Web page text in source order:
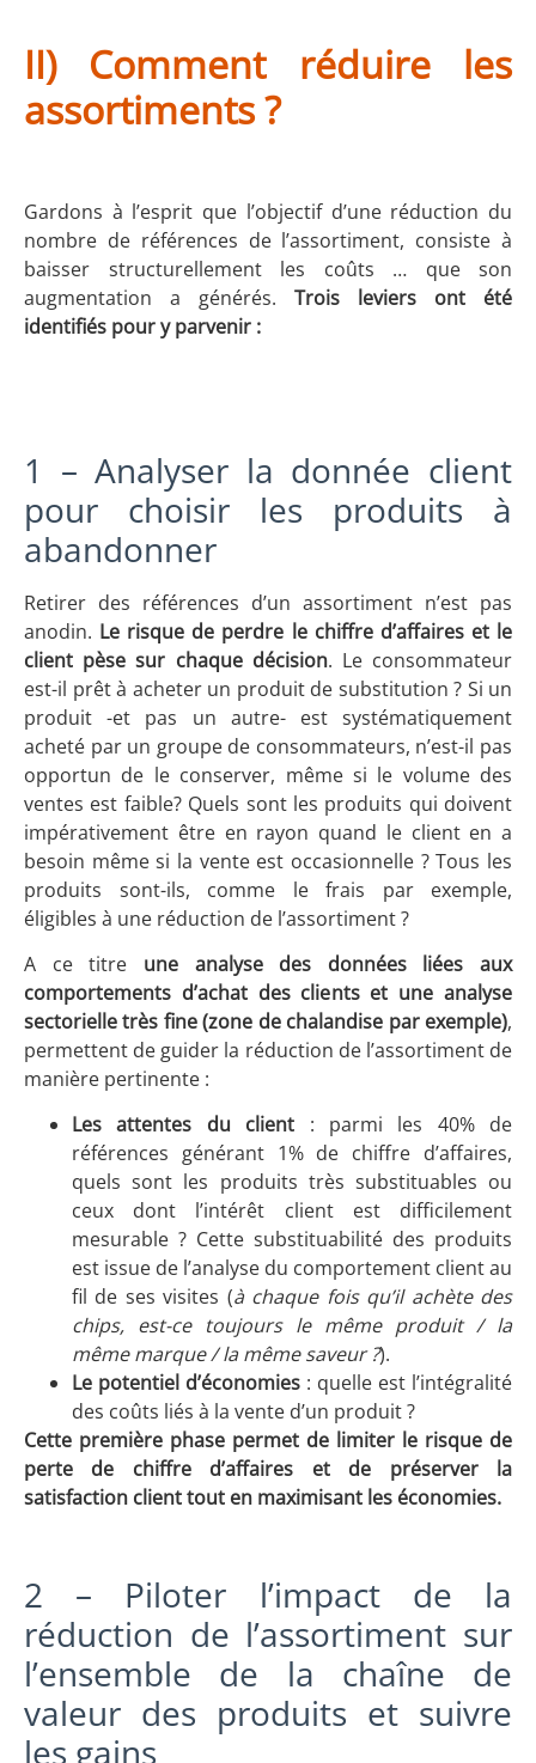
II) Comment réduire les
assortiments ?
Gardons à l’esprit que l’objectif d’une réduction du
nombre de références de l’assortiment, consiste à
baisser structurellement les coûts … que son
augmentation a générés. Trois leviers ont été
identifiés pour y parvenir :
1 – Analyser la donnée client
pour choisir les produits à
abandonner
Retirer des références d’un assortiment n’est pas
anodin. Le risque de perdre le chiffre d’affaires et le
client pèse sur chaque décision. Le consommateur
est-il prêt à acheter un produit de substitution ? Si un
produit -et pas un autre- est systématiquement
acheté par un groupe de consommateurs, n’est-il pas
opportun de le conserver, même si le volume des
ventes est faible? Quels sont les produits qui doivent
impérativement être en rayon quand le client en a
besoin même si la vente est occasionnelle ? Tous les
produits sont-ils, comme le frais par exemple,
éligibles à une réduction de l’assortiment ?
A ce titre une analyse des données liées aux
comportements d’achat des clients et une analyse
sectorielle très fine (zone de chalandise par exemple),
permettent de guider la réduction de l’assortiment de
manière pertinente :
Les attentes du client : parmi les 40% de
références générant 1% de chiffre d’affaires,
quels sont les produits très substituables ou
ceux dont l’intérêt client est difficilement
mesurable ? Cette substituabilité des produits
est issue de l’analyse du comportement client au
fil de ses visites (à chaque fois qu’il achète des
chips, est-ce toujours le même produit / la
même marque / la même saveur ?).
Le potentiel d’économies : quelle est l’intégralité
des coûts liés à la vente d’un produit ?
Cette première phase permet de limiter le risque de
perte de chiffre d’affaires et de préserver la
satisfaction client tout en maximisant les économies.
2 – Piloter l’impact de la
réduction de l’assortiment sur
l’ensemble de la chaîne de
valeur des produits et suivre
les gains